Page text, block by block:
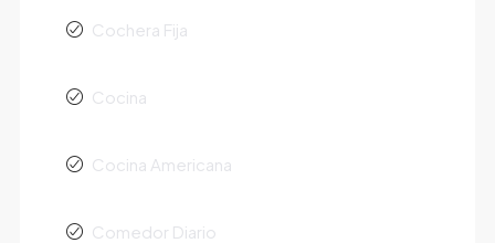
Cochera Fija
Cocina
Cocina Americana
Comedor Diario